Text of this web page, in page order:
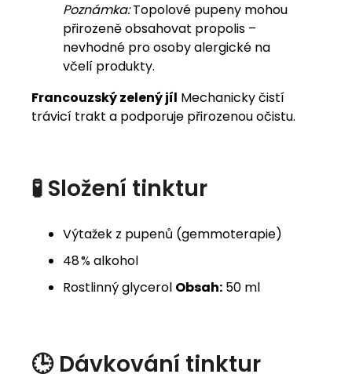
Poznámka:Topolové pupeny mohou
přirozeně obsahovat propolis –
nevhodné pro osoby alergické na
včelí produkty.
Francouzský zelený jíl Mechanicky čistí
trávicí trakt a podporuje přirozenou očistu.
🧪 Složení tinktur
Výtažek z pupenů (gemmoterapie)
48 % alkohol
Rostlinný glycerol Obsah: 50 ml
🕒 Dávkování tinktur